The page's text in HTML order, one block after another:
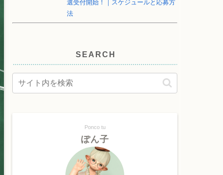
選受付開始！｜スケジュールと応募方
法
SEARCH
Ponco tu
ぽん子